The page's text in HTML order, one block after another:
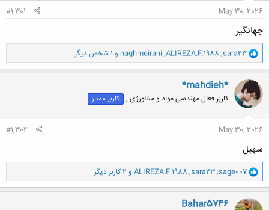
May 30, 2026
#1,301
جهانگیر
و
ا
ک
ن
ش
ه
ا
sara23
,
ALIREZA.F.1988
,
naghmeirani و 1 شخص دیگر
*mahdieh*
کاربر فعال مهندسی مواد و متالورژی , کاربر ممتاز
May 30, 2026
#1,302
سهیل
و
ا
ک
ن
sage007
,
sara23
,
ALIREZA.F.1988 و 2 کاربر دیگر
Bahar5746